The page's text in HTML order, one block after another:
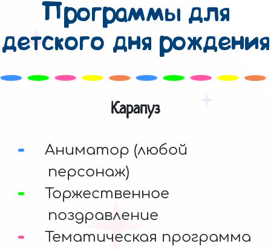
Программы для
детского дня рождения
Карапуз
Аниматор (любой
персонаж)
Торжественное
поздравление
Тематическая программа